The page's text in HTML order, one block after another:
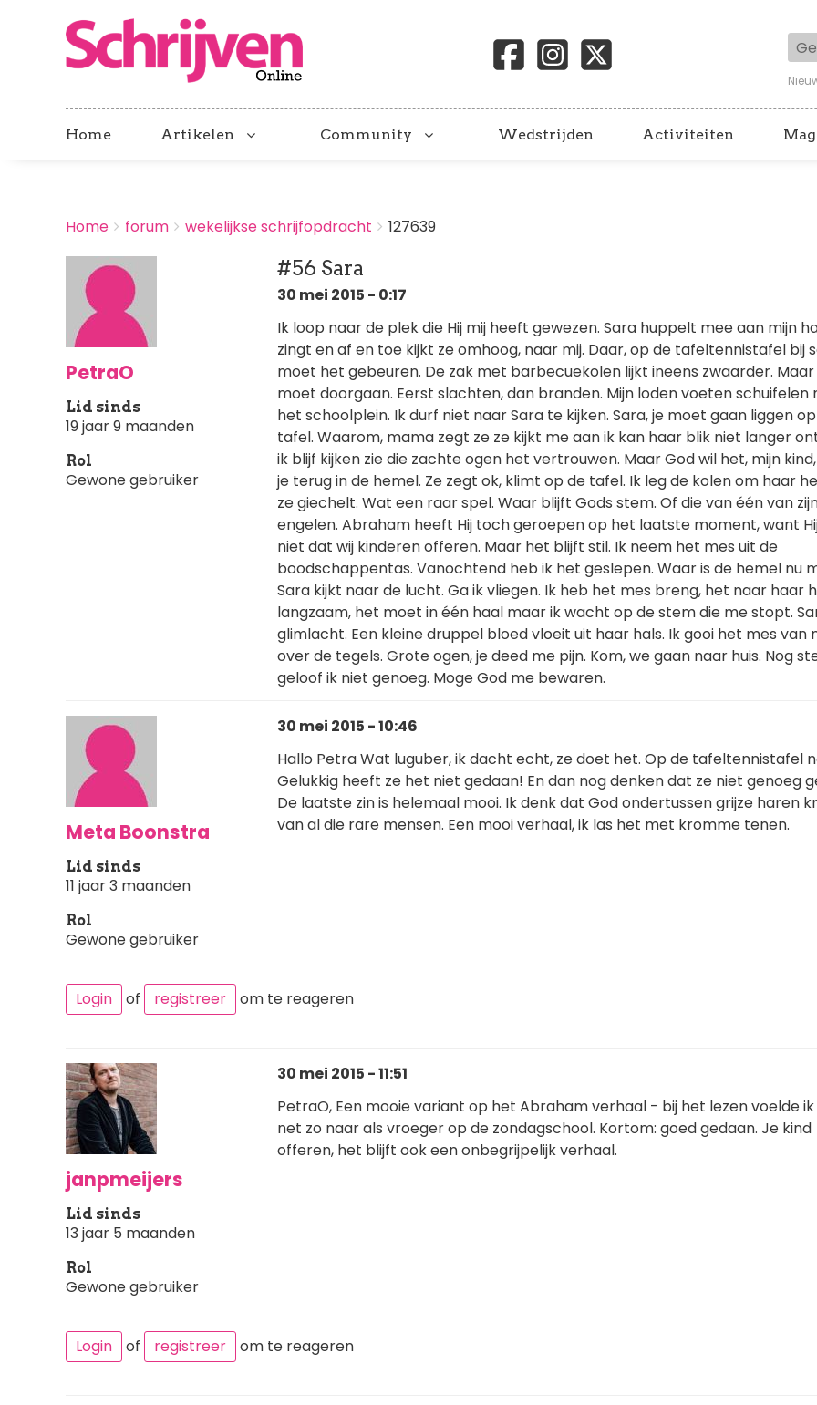
Home Artikelen Community Wedstrijden Activiteiten
BREADCRUMBS
You
here:
Home forum wekelijkse schrijfopdracht 127639
PetraO
Lid sinds
19 jaar 9 maanden
Rol
Gewone gebruiker
#56 Sara
30 mei 2015 - 0:17
Ik loop naar de plek die Hij mij heeft gewezen. Sara huppelt mee aan mijn
zingt en af en toe kijkt ze omhoog, naar mij. Daar, op de tafeltennistafel bij
moet het gebeuren. De zak met barbecuekolen lijkt ineens zwaarder. Maar
moet doorgaan. Eerst slachten, dan branden. Mijn loden voeten schuifelen
het schoolplein. Ik durf niet naar Sara te kijken. Sara, je moet gaan liggen
tafel. Waarom, mama zegt ze ze kijkt me aan ik kan haar blik niet langer
ik blijf kijken zie die zachte ogen het vertrouwen. Maar God wil het, mijn kind,
je terug in de hemel. Ze zegt ok, klimt op de tafel. Ik leg de kolen om haar
ze giechelt. Wat een raar spel. Waar blijft Gods stem. Of die van één van
engelen. Abraham heeft Hij toch geroepen op het laatste moment, want
niet dat wij kinderen offeren. Maar het blijft stil. Ik neem het mes uit de
boodschappentas. Vanochtend heb ik het geslepen. Waar is de hemel nu
Sara kijkt naar de lucht. Ga ik vliegen. Ik heb het mes breng, het naar haar
langzaam, het moet in één haal maar ik wacht op de stem die me stopt.
glimlacht. Een kleine druppel bloed vloeit uit haar hals. Ik gooi het mes van
over de tegels. Grote ogen, je deed me pijn. Kom, we gaan naar huis. Nog
geloof ik niet genoeg. Moge God me bewaren.
Meta Boonstra
Lid sinds
11 jaar 3 maanden
Rol
Gewone gebruiker
30 mei 2015 - 10:46
Hallo Petra Wat luguber, ik dacht echt, ze doet het. Op de tafeltennistafel
Gelukkig heeft ze het niet gedaan! En dan nog denken dat ze niet genoeg
De laatste zin is helemaal mooi. Ik denk dat God ondertussen grijze haren
van al die rare mensen. Een mooi verhaal, ik las het met kromme tenen.
Login of registreer om te reageren
janpmeijers
Lid sinds
13 jaar 5 maanden
Rol
Gewone gebruiker
30 mei 2015 - 11:51
PetraO, Een mooie variant op het Abraham verhaal - bij het lezen voelde
net zo naar als vroeger op de zondagschool. Kortom: goed gedaan. Je kind
offeren, het blijft ook een onbegrijpelijk verhaal.
Login of registreer om te reageren